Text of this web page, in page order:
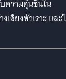
ความคุ้นชินใน
สียงหัวเราะ และ